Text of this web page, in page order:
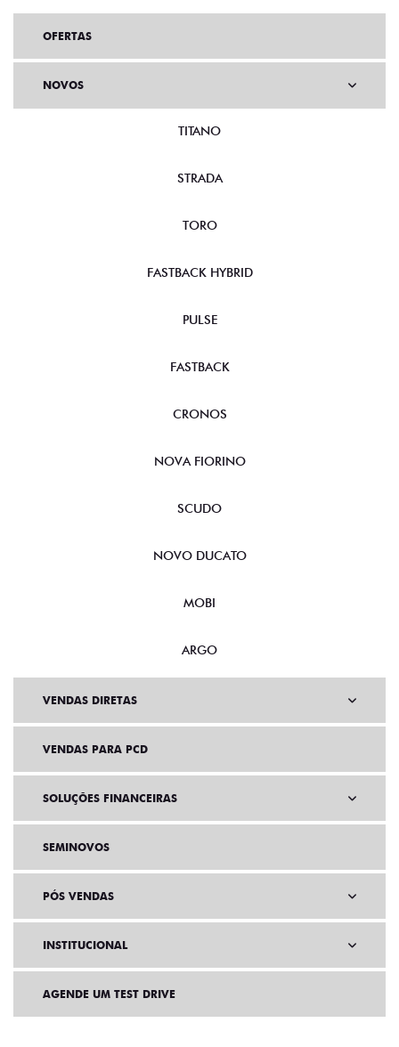
OFERTAS
NOVOS
TITANO
STRADA
TORO
FASTBACK HYBRID
PULSE
FASTBACK
CRONOS
NOVA FIORINO
SCUDO
NOVO DUCATO
MOBI
ARGO
VENDAS DIRETAS
VENDAS PARA PCD
SOLUÇÕES FINANCEIRAS
SEMINOVOS
PÓS VENDAS
INSTITUCIONAL
AGENDE UM TEST DRIVE